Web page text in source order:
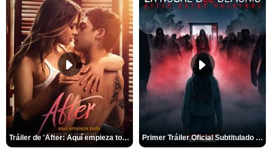
Tráiler de 'After: Aquí empieza todo' Primer Tráiler Oficial Subtitulado de 'La Noche Del Demonio: Están Entre Nosotros'